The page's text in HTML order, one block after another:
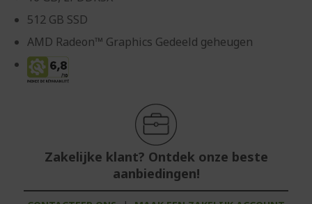
512 GB SSD
AMD Radeon™ Graphics Gedeeld geheugen
Zakelijke klant? Ontdek onze beste
aanbiedingen!